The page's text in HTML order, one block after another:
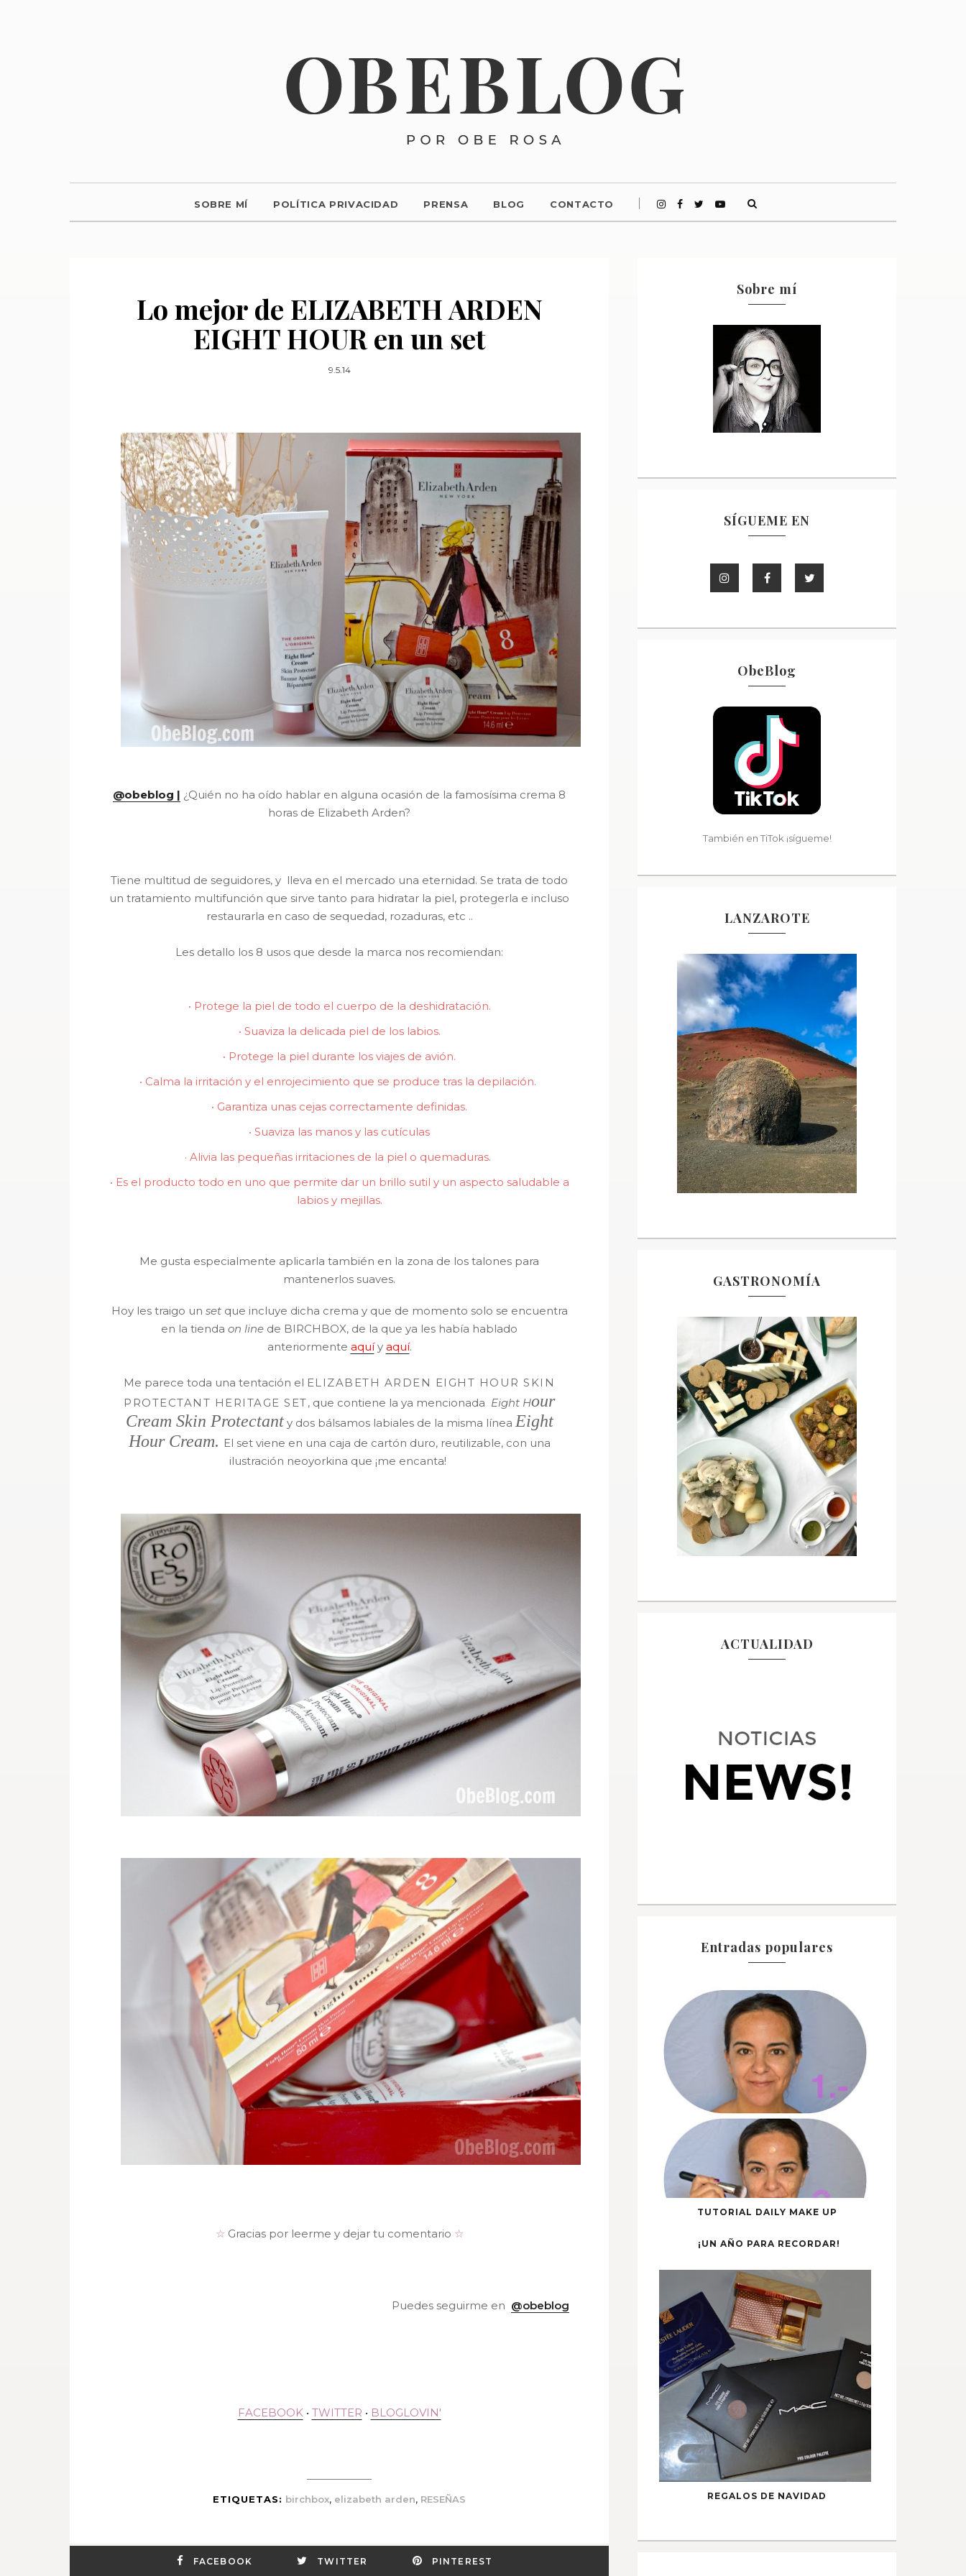
SOBRE MÍ POLÍTICA PRIVACIDAD PRENSA BLOG CONTACTO
Lo mejor de ELIZABETH ARDEN
EIGHT HOUR en un set
9.5.14
@obeblog | ¿Quién no ha oído hablar en alguna ocasión de la famosísima crema 8
horas de Elizabeth Arden?
Tiene multitud de seguidores, y lleva en el mercado una eternidad. Se trata de todo
un tratamiento multifunción que sirve tanto para hidratar la piel, protegerla e incluso
restaurarla en caso de sequedad, rozaduras, etc ..
Les detallo los 8 usos que desde la marca nos recomiendan:
· Protege la piel de todo el cuerpo de la deshidratación.
· Suaviza la delicada piel de los labios.
· Protege la piel durante los viajes de avión.
· Calma la irritación y el enrojecimiento que se produce tras la depilación.
· Garantiza unas cejas correctamente definidas.
· Suaviza las manos y las cutículas
· Alivia las pequeñas irritaciones de la piel o quemaduras.
· Es el producto todo en uno que permite dar un brillo sutil y un aspecto saludable a
labios y mejillas.
Me gusta especialmente aplicarla también en la zona de los talones para
mantenerlos suaves.
Hoy les traigo un setque incluye dicha crema y que de momento solo se encuentra
en la tienda on line de BIRCHBOX, de la que ya les había hablado
anteriormente aquíy aquí.
Me parece toda una tentación el ELIZABETH ARDEN EIGHT HOUR SKIN
PROTECTANT HERITAGE SET, que contiene la ya mencionada Eight Hour
Cream Skin Protectanty dos bálsamos labiales de la misma línea Eight
Hour Cream. El set viene en una caja de cartón duro, reutilizable, con una
ilustración neoyorkina que ¡me encanta!
☆ Gracias por leerme y dejar tu comentario ☆
Puedes seguirme en @obeblog
FACEBOOK • TWITTER • BLOGLOVIN'
ETIQUETAS: birchbox, elizabeth arden, RESEÑAS
FACEBOOK TWITTER PINTEREST
Sobre mí
SÍGUEME EN
ObeBlog
También en TiTok ¡sígueme!
LANZAROTE
GASTRONOMÍA
ACTUALIDAD
Entradas populares
TUTORIAL DAILY MAKE UP
¡UN AÑO PARA RECORDAR!
REGALOS DE NAVIDAD